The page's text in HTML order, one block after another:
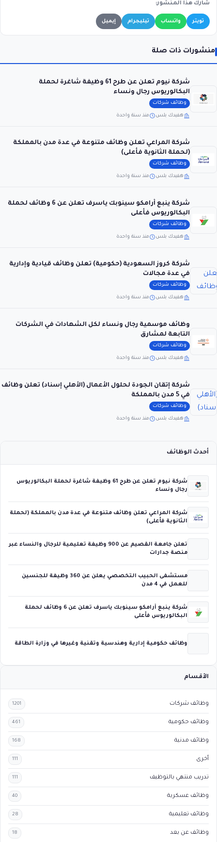
شارك هذا المنشور:
تويتر واتساب تيليجرام إيميل
منشورات ذات صلة
شركة نيوم تعلن عن طرح 61 وظيفة شاغرة لحملة
البكالوريوس رجال ونساء
وظائف شركات
هفيدك بلس منذ سنة واحدة
شركة المراعي تعلن وظائف متنوعة في عدة مدن بالمملكة
(لحملة الثانوية فأعلى)
وظائف شركات
هفيدك بلس منذ سنة واحدة
شركة ينبع أرامكو سينوبك ياسرف تعلن عن 6 وظائف لحملة
البكالوريوس فأعلى
وظائف شركات
هفيدك بلس منذ سنة واحدة
شركة كروز السعودية (حكومية) تعلن وظائف قيادية وإدارية
في عدة مجالات
وظائف شركات
هفيدك بلس منذ سنة واحدة
وظائف موسمية رجال ونساء لكل الشهادات في الشركات
التابعة لمشارق
وظائف شركات
هفيدك بلس منذ سنة واحدة
شركة إتقان الجودة لحلول الأعمال (الأهلي إسناد) تعلن وظائف
في 5 مدن بالمملكة
وظائف شركات
هفيدك بلس منذ سنة واحدة
أحدث الوظائف
شركة نيوم تعلن عن طرح 61 وظيفة شاغرة لحملة البكالوريوس
رجال ونساء
شركة المراعي تعلن وظائف متنوعة في عدة مدن بالمملكة (لحملة
الثانوية فأعلى)
تعلن جامعة القصيم عن 900 وظيفة تعليمية للرجال والنساء عبر
منصة جدارات
مستشفى الحبيب التخصصي يعلن عن 360 وظيفة للجنسين
للعمل في 4 مدن
شركة ينبع أرامكو سينوبك ياسرف تعلن عن 6 وظائف لحملة
البكالوريوس فأعلى
وظائف حكومية إدارية وهندسية وتقنية وغيرها في وزارة الطاقة
الأقسام
وظائف شركات 1201
وظائف حكومية 461
وظائف مدنية 168
أخرى 111
تدريب منتهي بالتوظيف 111
وظائف عسكرية 40
وظائف تعليمية 28
وظائف عن بعد 18